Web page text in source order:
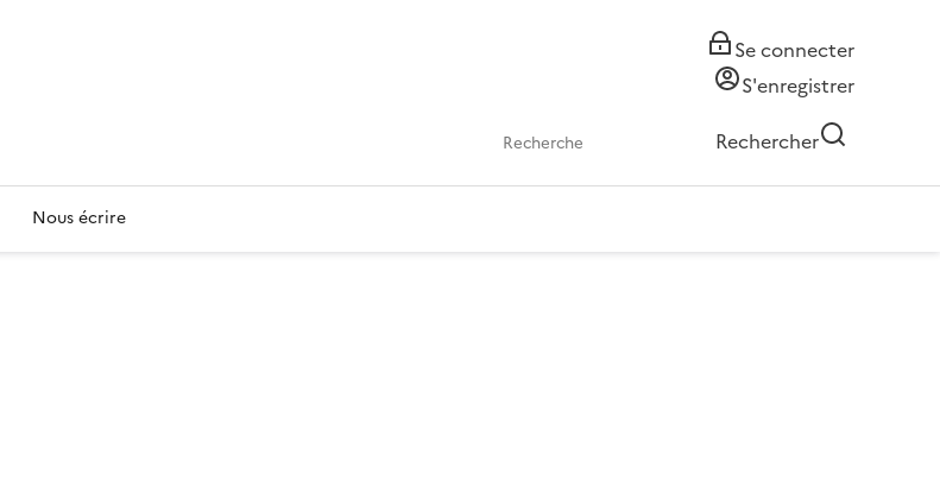
Se connecter
S'enregistrer
Rechercher
Nous écrire